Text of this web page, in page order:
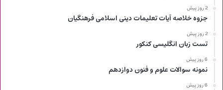
2 روز پیش
جزوه خلاصه آیات تعلیمات دینی اسلامی فرهنگیان
2 روز پیش
تست زبان انگلیسی کنکور
6 روز پیش
نمونه سوالات علوم و فنون دوازدهم
6 روز پیش